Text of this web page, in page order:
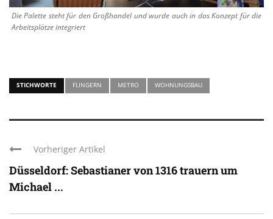
Die Palette steht für den Großhandel und wurde auch in das Konzept für die
Arbeitsplätze integriert
STICHWORTE FLINGERN METRO WOHNUNGSBAU
Vorheriger Artikel
Düsseldorf: Sebastianer von 1316 trauern um
Michael ...